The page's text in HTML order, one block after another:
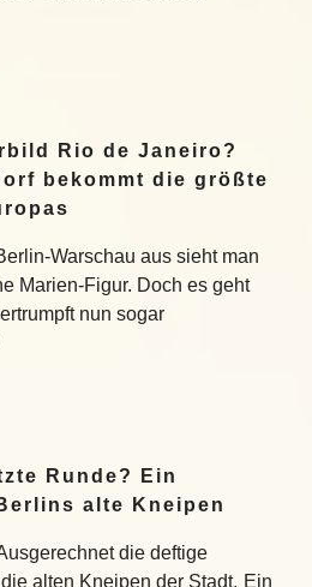
Rio de Janeiro?
bekommt die größte
Warschau aus sieht man
Marien-Figur. Doch es geht
nun sogar
Runde? Ein
alte Kneipen
die deftige
alten Kneipen der Stadt. Ein